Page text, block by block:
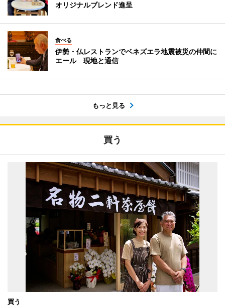
オリジナルブレンド進呈
食べる
伊勢・仏レストランでベネズエラ地震被災の仲間に
エール 現地と通信
もっと見る
買う
買う